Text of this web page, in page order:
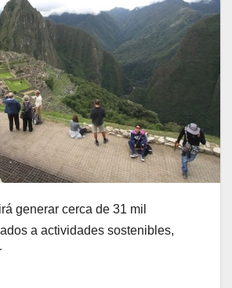
generar cerca de 31 mil
a actividades sostenibles,